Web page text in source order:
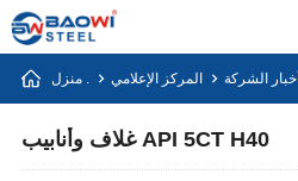
منزل . المركز الإعلامي أخبار الشركة
غلاف وأنابيب API 5CT H40